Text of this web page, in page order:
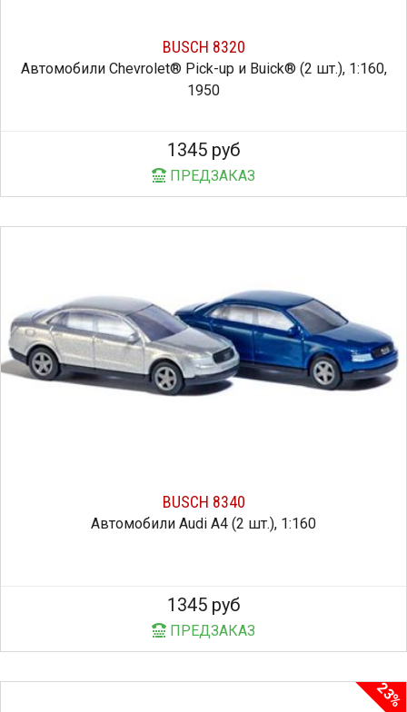
BUSCH 8320
Автомобили Chevrolet® Pick-up и Buick® (2 шт.), 1:160,
1950
1345 руб
ПРЕДЗАКАЗ
BUSCH 8340
Автомобили Audi A4 (2 шт.), 1:160
1345 руб
ПРЕДЗАКАЗ
23%